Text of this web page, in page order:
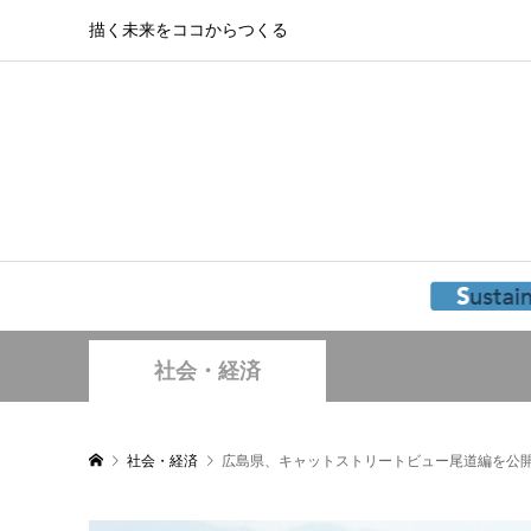
描く未来をココからつくる
社会・経済
社会・経済 広島県、キャットストリートビュー尾道編を公